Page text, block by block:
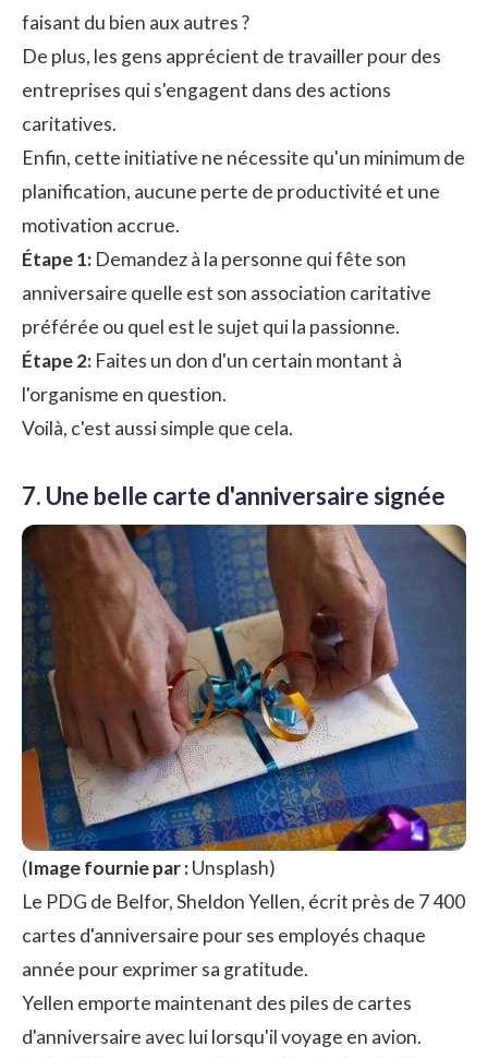
faisant du bien aux autres ?
De plus, les gens apprécient de travailler pour des
entreprises qui s'engagent dans des actions
caritatives.
Enfin, cette initiative ne nécessite qu'un minimum de
planification, aucune perte de productivité et une
motivation accrue.
Étape 1: Demandez à la personne qui fête son
anniversaire quelle est son association caritative
préférée ou quel est le sujet qui la passionne.
Étape 2: Faites un don d'un certain montant à
l'organisme en question.
Voilà, c'est aussi simple que cela.
7. Une belle carte d'anniversaire signée
(Image fournie par :Unsplash)
Le PDG de Belfor, Sheldon Yellen, écrit près de 7 400
cartes d'anniversaire pour ses employés chaque
année pour exprimer sa gratitude.
Yellen emporte maintenant des piles de cartes
d'anniversaire avec lui lorsqu'il voyage en avion.